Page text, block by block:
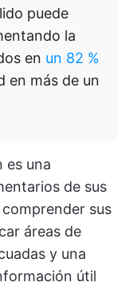
puede
la
en un 82 %
en más de un
es una
de sus
sus
áreas de
y una
útil